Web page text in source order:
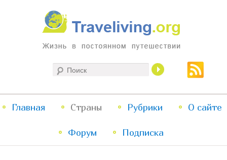
Traveliving
Жизнь в постоянном путешествии
меню
Перейти
к
Перейти
к
Главная Страны Рубрики О сайте
Форум Подписка